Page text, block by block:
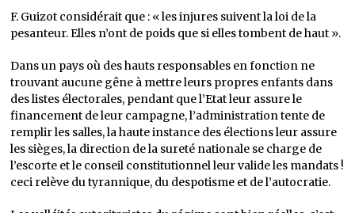
F. Guizot considérait que : « les injures suivent la loi de la
pesanteur. Elles n’ont de poids que si elles tombent de haut ».
Dans un pays où des hauts responsables en fonction ne
trouvant aucune gêne à mettre leurs propres enfants dans
des listes électorales, pendant que l’Etat leur assure le
financement de leur campagne, l’administration tente de
remplir les salles, la haute instance des élections leur assure
les sièges, la direction de la sureté nationale se charge de
l’escorte et le conseil constitutionnel leur valide les mandats !
ceci relève du tyrannique, du despotisme et de l’autocratie.